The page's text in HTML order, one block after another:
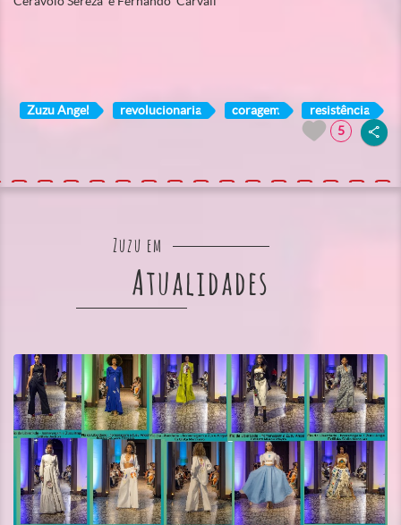
Zuzu Angel revolucionaria coragem
resistência
5
Zuzu em
Atualidades